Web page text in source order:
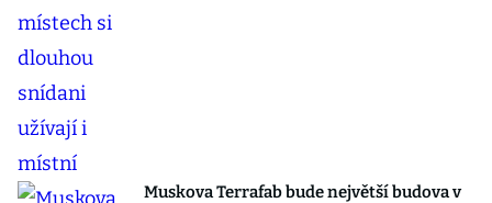
Muskova Terrafab bude největší budova v